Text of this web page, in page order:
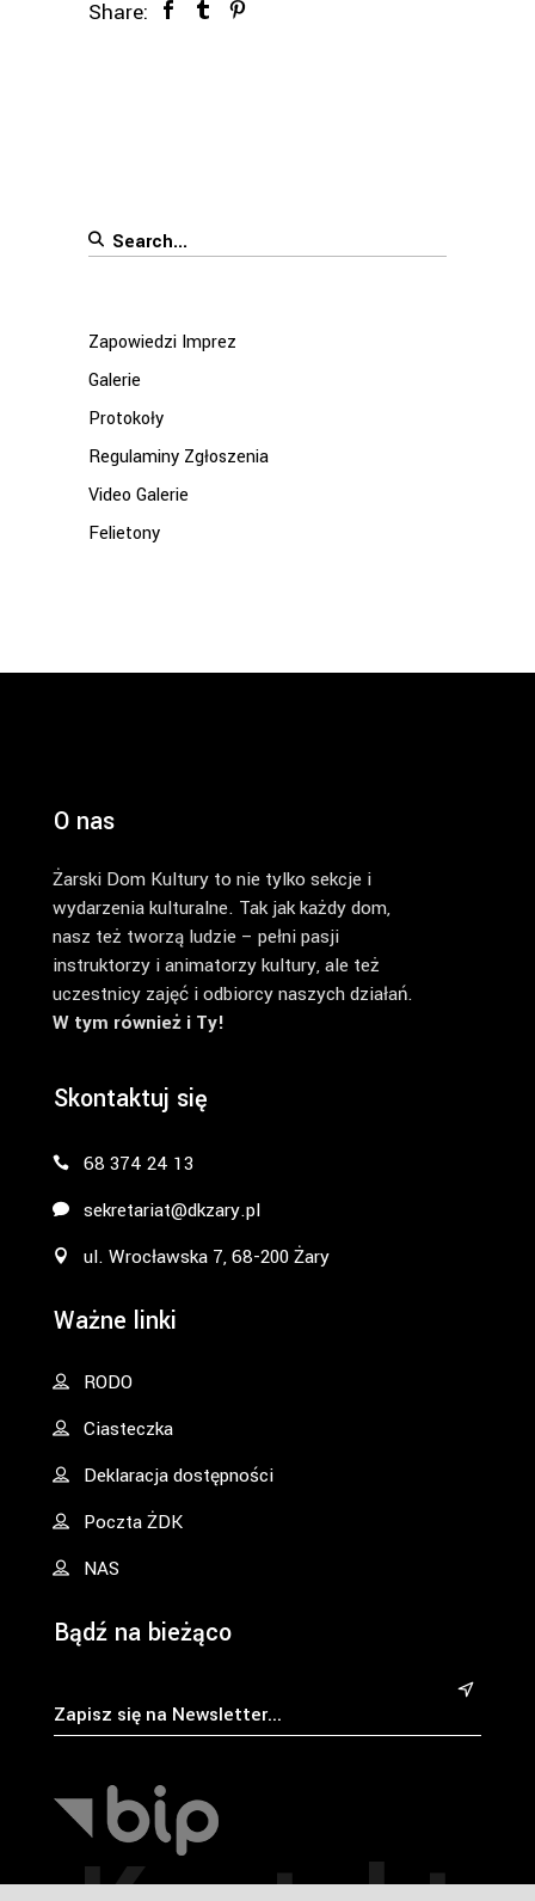
Share:
Search
Zapowiedzi Imprez
Galerie
Protokoły
Regulaminy Zgłoszenia
Video Galerie
Felietony
O nas
Żarski Dom Kultury to nie tylko sekcje i
wydarzenia kulturalne. Tak jak każdy dom,
nasz też tworzą ludzie – pełni pasji
instruktorzy i animatorzy kultury, ale też
uczestnicy zajęć i odbiorcy naszych działań.
W tym również i Ty!
Skontaktuj się
68 374 24 13
sekretariat@dkzary.pl
ul. Wrocławska 7, 68-200 Żary
Ważne linki
RODO
Ciasteczka
Deklaracja dostępności
Poczta ŻDK
NAS
Bądź na bieżąco
&